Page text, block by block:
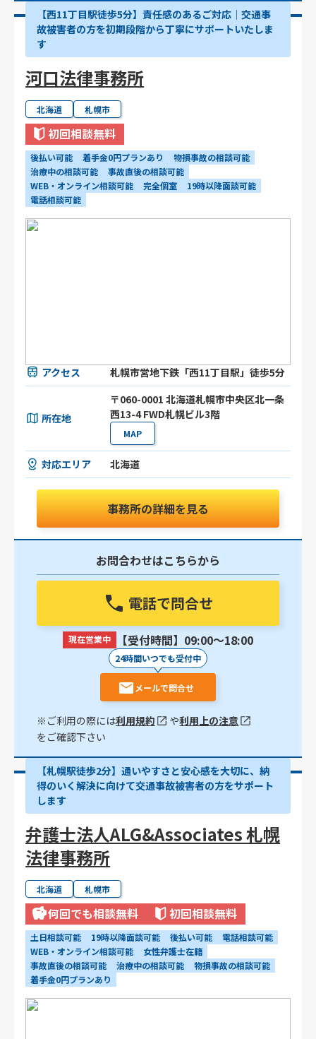
【西11丁目駅徒歩5分】責任感のあるご対応｜交通事
故被害者の方を初期段階から丁寧にサポートいたしま
す
河口法律事務所
北海道 札幌市
初回相談無料
後払い可能 着手金0円プランあり
物損事故の相談可能
治療中の相談可能
事故直後の相談可能
WEB・オンライン相談可能
完全個室
19時以降面談可能
電話相談可能
アクセス 札幌市営地下鉄「西11丁目駅」徒歩5分
所在地
〒060-0001 北海道札幌市中央区北一条
西13-4 FWD札幌ビル3階
MAP
対応エリア 北海道
事務所の詳細を見る
お問合わせはこちらから
電話で問合せ
現在営業中 【受付時間】09:00〜18:00
24時間いつでも受付中
メールで問合せ
※ご利用の際には利用規約 や利用上の注意
をご確認下さい
【札幌駅徒歩2分】通いやすさと安心感を大切に、納
得のいく解決に向けて交通事故被害者の方をサポート
します
弁護士法人ALG&Associates 札幌
法律事務所
北海道 札幌市
何回でも相談無料 初回相談無料
土日相談可能 19時以降面談可能 後払い可能
電話相談可能
WEB・オンライン相談可能
女性弁護士在籍
事故直後の相談可能
治療中の相談可能
物損事故の相談可能
着手金0円プランあり